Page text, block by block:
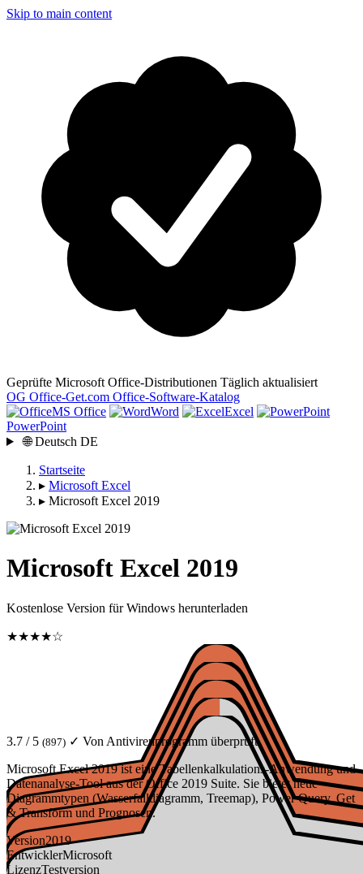
Skip to main content
Geprüfte Microsoft Office-Distributionen Täglich aktualisiert
OG Office-Get.com Office-Software-Katalog
MS Office
Word
Excel
PowerPoint
🌐 Deutsch DE
Startseite
▸ Microsoft Excel
▸ Microsoft Excel 2019
Microsoft Excel 2019
Kostenlose Version für Windows herunterladen
★★★★☆
3.7 / 5 (897) ✓ Von Antivirenprogramm überprüft
Microsoft Excel 2019 ist eine Tabellenkalkulations-Anwendung und
Datenanalyse-Tool aus der Office 2019 Suite. Sie bietet neue
Diagrammtypen (Wasserfalldiagramm, Treemap), Power Query, Get
& Transform und Prognosen.
Version2019
EntwicklerMicrosoft
LizenzTestversion